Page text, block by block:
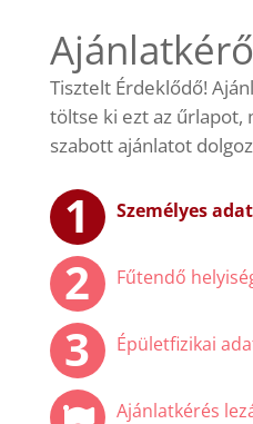
Tisztelt Érdeklődő!
töltse ki ezt az űrlapot,
szabott ajánlatot
Fütendő
adatai
Kérjük, adja meg a
az alábbi elvárások
Kérjük, válaszoljon az
fogyasztási adatok
és
Kérjük, nézze át az
amennyiben
nekünk!
Személyes
Fűtendő
Épületfizikai
Ajánlatkérés